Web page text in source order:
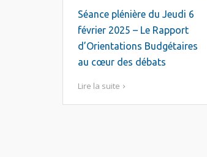
Séance plénière du Jeudi 6
février 2025 – Le Rapport
d’Orientations Budgétaires
au cœur des débats
Lire la suite